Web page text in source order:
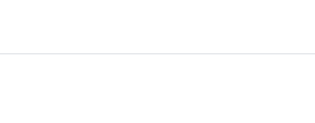
CALLUM TURNER WEET 'NIETS' OVER